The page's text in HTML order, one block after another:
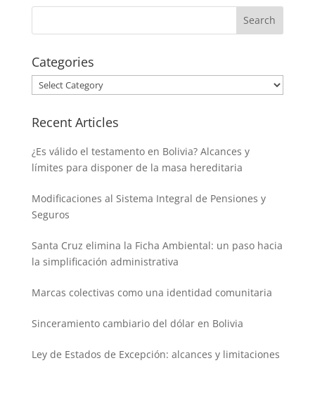
Categories
Categories
Recent Articles
¿Es válido el testamento en Bolivia? Alcances y
límites para disponer de la masa hereditaria
Modificaciones al Sistema Integral de Pensiones y
Seguros
Santa Cruz elimina la Ficha Ambiental: un paso hacia
la simplificación administrativa
Marcas colectivas como una identidad comunitaria
Sinceramiento cambiario del dólar en Bolivia
Ley de Estados de Excepción: alcances y limitaciones